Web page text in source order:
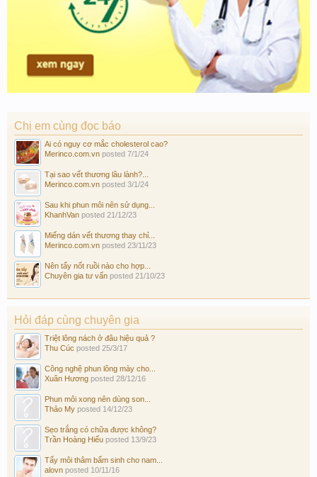
Chị em cùng đọc báo
Ai có nguy cơ mắc cholesterol cao?
Merinco.com.vn posted 7/1/24
Tại sao vết thương lâu lành?...
Merinco.com.vn posted 3/1/24
Sau khi phun môi nên sử dụng...
KhanhVan posted 21/12/23
Miếng dán vết thương thay chỉ...
Merinco.com.vn posted 23/11/23
Nên tẩy nốt ruồi nào cho hợp...
Chuyên gia tư vấn posted 21/10/23
Hỏi đáp cùng chuyên gia
Triệt lông nách ở đâu hiệu quả ?
Thu Cúc posted 25/3/17
Công nghệ phun lông mày cho...
Xuân Hương posted 28/12/16
Phun môi xong nên dùng son...
Thảo My posted 14/12/23
Sẹo trắng có chữa được không?
Trần Hoàng Hiếu posted 13/9/23
Tẩy môi thâm bẩm sinh cho nam...
alovn posted 10/11/16